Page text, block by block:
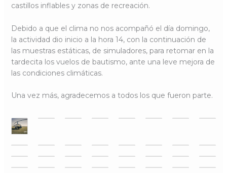
castillos inflables y zonas de recreación.
Debido a que el clima no nos acompañó el día domingo,
la actividad dio inicio a la hora 14, con la continuación de
las muestras estáticas, de simuladores, para retomar en la
tardecita los vuelos de bautismo, ante una leve mejora de
las condiciones climáticas.
Una vez más, agradecemos a todos los que fueron parte.